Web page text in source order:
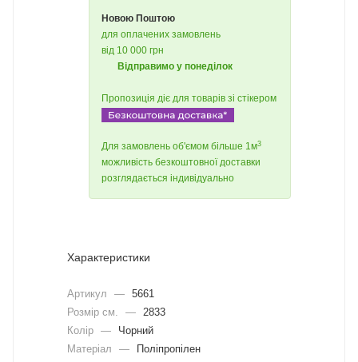
Новою Поштою
для оплачених замовлень
від 10 000 грн
Відправимо у понеділок
Пропозиція діє для товарів зі стікером
Для замовлень об'ємом більше 1м3
можливість безкоштовної доставки
розглядається індивідуально
Характеристики
Артикул — 5661
Розмір см.
—
2833
Колір —
Чорний
Матеріал
—
Поліпропілен